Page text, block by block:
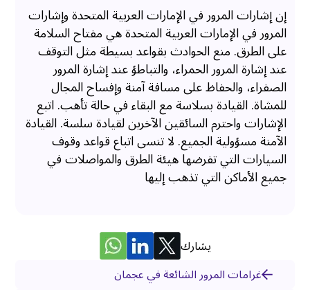
إن إشارات المرور في الإمارات العربية المتحدة وإشارات
المرور في الإمارات العربية المتحدة هي مفتاح السلامة
على الطرق. منع الحوادث بقواعد بسيطة مثل التوقف
عند إشارة المرور الحمراء، والتباطؤ عند إشارة المرور
الصفراء، والحفاظ على مسافة آمنة وإفساح المجال
للمشاة. القيادة بسلاسة مع البقاء في حالة تأهب. اتبع
الإشارات واحترم السائقين الآخرين لقيادة سلسة. القيادة
الآمنة مسؤولية الجميع. لا تنسى اتباع قواعد وقوف
السيارات التي تفرضها هيئة الطرق والمواصلات في
جميع الأماكن التي تذهب إليها
يشارك
غرامات المرور الشائعة في عجمان